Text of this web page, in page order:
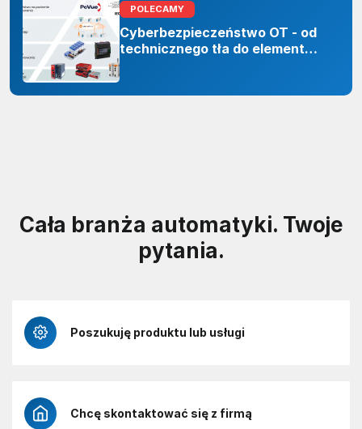
POLECAMY
Cyberbezpieczeństwo OT - od
technicznego tła do elementu
Cała branża automatyki. Twoje
pytania.
Poszukuję produktu lub usługi
Chcę skontaktować się z firmą